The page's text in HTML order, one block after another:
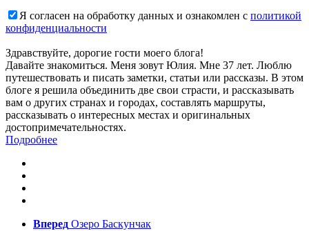
Я согласен на обработку данных и ознакомлен с политикой
конфиденциальности
Здравствуйте, дорогие гости моего блога!
Давайте знакомиться. Меня зовут Юлия. Мне 37 лет. Люблю
путешествовать и писать заметки, статьи или рассказы. В этом
блоге я решила объединить две свои страсти, и рассказывать
вам о других странах и городах, составлять маршруты,
рассказывать о интересных местах и оригинальных
достопримечательностях.
Подробнее
Вперед Озеро Баскунчак